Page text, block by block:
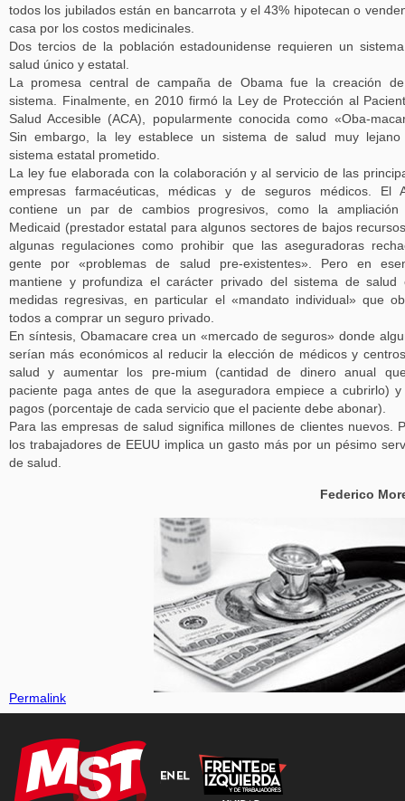
todos los jubilados están en bancarrota y el 43% hipotecan o
casa por los costos medicinales.
Dos tercios de la población estadounidense requieren un
salud único y estatal.
La promesa central de campaña de Obama fue la creación
sistema. Finalmente, en 2010 firmó la Ley de Protección al
Salud Accesible (ACA), popularmente conocida como «Oba-
Sin embargo, la ley establece un sistema de salud muy lejano
sistema estatal prometido.
La ley fue elaborada con la colaboración y al servicio de las
empresas farmacéuticas, médicas y de seguros médicos. El
contiene un par de cambios progresivos, como la ampliación
Medicaid (prestador estatal para algunos sectores de bajos
algunas regulaciones como prohibir que las aseguradoras
gente por «problemas de salud pre-existentes». Pero en
mantiene y profundiza el carácter privado del sistema de salud
medidas regresivas, en particular el «mandato individual» que
todos a comprar un seguro privado.
En síntesis, Obamacare crea un «mercado de seguros» donde
serían más económicos al reducir la elección de médicos y
salud y aumentar los pre-mium (cantidad de dinero anual
paciente paga antes de que la aseguradora empiece a cubrirlo) y
pagos (porcentaje de cada servicio que el paciente debe abonar).
Para las empresas de salud significa millones de clientes nuevos.
los trabajadores de EEUU implica un gasto más por un pésimo
de salud.
Federico
Permalink